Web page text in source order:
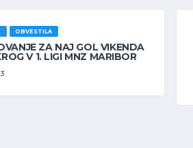
OBVESTILA
ZA NAJ GOL VIKENDA
V 1. LIGI MNZ MARIBOR